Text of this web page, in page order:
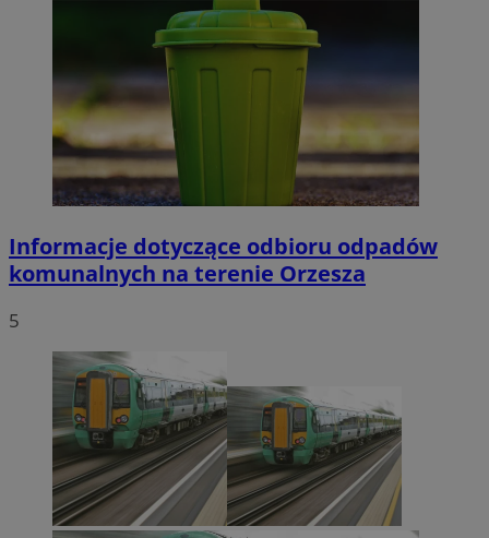
Informacje dotyczące odbioru odpadów
komunalnych na terenie Orzesza
5